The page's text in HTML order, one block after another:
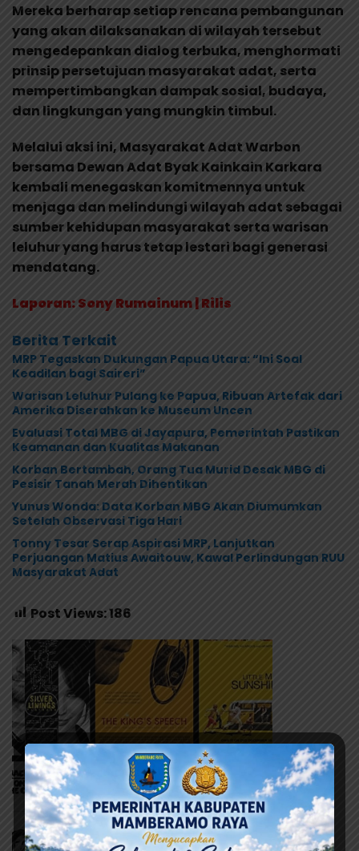
Mereka berharap setiap rencana pembangunan
yang akan dilaksanakan di wilayah tersebut
mengedepankan dialog terbuka, menghormati
prinsip persetujuan masyarakat adat, serta
mempertimbangkan dampak sosial, budaya,
dan lingkungan yang mungkin timbul.
Melalui aksi ini, Masyarakat Adat Warbon
bersama Dewan Adat Byak Kainkain Karkara
kembali menegaskan komitmennya untuk
menjaga dan melindungi wilayah adat sebagai
sumber kehidupan masyarakat serta warisan
leluhur yang harus tetap lestari bagi generasi
mendatang.
Laporan: Sony Rumainum | Rilis
Berita Terkait
MRP Tegaskan Dukungan Papua Utara: “Ini Soal
Keadilan bagi Saireri”
Warisan Leluhur Pulang ke Papua, Ribuan Artefak dari
Amerika Diserahkan ke Museum Uncen
Evaluasi Total MBG di Jayapura, Pemerintah Pastikan
Keamanan dan Kualitas Makanan
Korban Bertambah, Orang Tua Murid Desak MBG di
Pesisir Tanah Merah Dihentikan
Yunus Wonda: Data Korban MBG Akan Diumumkan
Setelah Observasi Tiga Hari
Tonny Tesar Serap Aspirasi MRP, Lanjutkan
Perjuangan Matius Awaitouw, Kawal Perlindungan RUU
Masyarakat Adat
Post Views:186